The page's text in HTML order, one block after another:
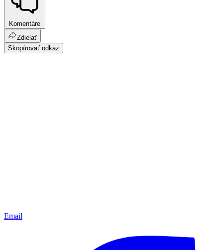
Komentáre
Zdielať
Skopírovať odkaz
Email